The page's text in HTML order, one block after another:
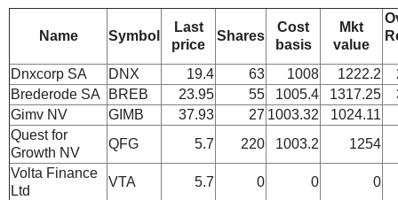
Name Symbol
Last
price
Shares
Cost
basis
Mkt
value
Dnxcorp SA DNX 19.4 63 1008 1222.2
Brederode SA
BREB 23.95 55 1005.4 1317.25
Gimv NV
GIMB 37.93 27 1003.32
1024.11
Quest for
Growth NV
QFG 5.7 220 1003.2
1254
Volta Finance
Ltd
VTA 5.7 0 0
0